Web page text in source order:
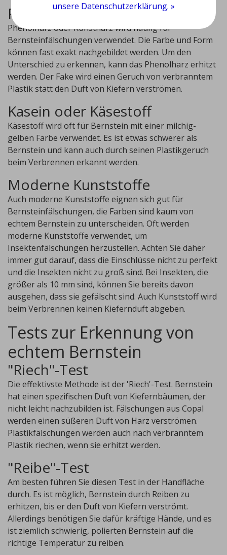
Phenolharz
Phenolharz oder Kunstharz wird häufig für
Bernsteinfälschungen verwendet. Die Farbe und Form
können fast exakt nachgebildet werden. Um den
Unterschied zu erkennen, kann das Phenolharz erhitzt
werden. Der Fake wird einen Geruch von verbranntem
Plastik statt den Duft von Kiefern verströmen.
Kasein oder Käsestoff
Käsestoff wird oft für Bernstein mit einer milchig-
gelben Farbe verwendet. Es ist etwas schwerer als
Bernstein und kann auch durch seinen Plastikgeruch
beim Verbrennen erkannt werden.
Moderne Kunststoffe
Auch moderne Kunststoffe eignen sich gut für
Bernsteinfälschungen, die Farben sind kaum von
echtem Bernstein zu unterscheiden. Oft werden
moderne Kunststoffe verwendet, um
Insektenfälschungen herzustellen. Achten Sie daher
immer gut darauf, dass die Einschlüsse nicht zu perfekt
und die Insekten nicht zu groß sind. Bei Insekten, die
größer als 10 mm sind, können Sie bereits davon
ausgehen, dass sie gefälscht sind. Auch Kunststoff wird
beim Verbrennen keinen Kiefernduft abgeben.
Tests zur Erkennung von
echtem Bernstein
"Riech"-Test
Die effektivste Methode ist der 'Riech'-Test. Bernstein
hat einen spezifischen Duft von Kiefernbäumen, der
nicht leicht nachzubilden ist. Fälschungen aus Copal
werden einen süßeren Duft von Harz verströmen.
Plastikfälschungen werden auch nach verbranntem
Plastik riechen, wenn sie erhitzt werden.
"Reibe"-Test
Am besten führen Sie diesen Test in der Handfläche
durch. Es ist möglich, Bernstein durch Reiben zu
erhitzen, bis er den Duft von Kiefern verströmt.
Allerdings benötigen Sie dafür kräftige Hände, und es
ist ziemlich schwierig, polierten Bernstein auf die
richtige Temperatur zu reiben.
unsere Datenschutzerklärung. »